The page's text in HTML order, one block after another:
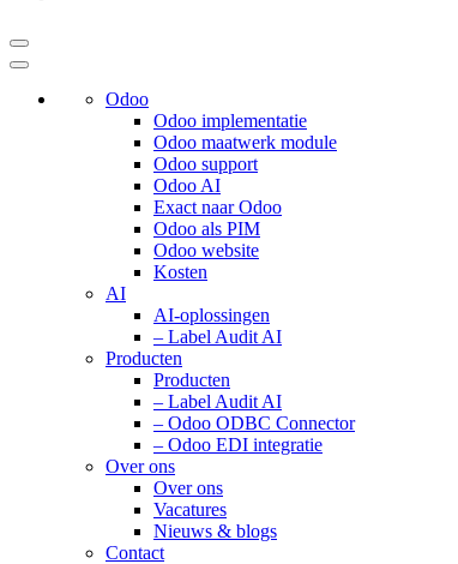
Odoo
Odoo implementatie
Odoo maatwerk module
Odoo support
Odoo AI
Exact naar Odoo
Odoo als PIM
Odoo website
Kosten
AI
AI-oplossingen
– Label Audit AI
Producten
Producten
– Label Audit AI
– Odoo ODBC Connector
– Odoo EDI integratie
Over ons
Over ons
Vacatures
Nieuws & blogs
Contact